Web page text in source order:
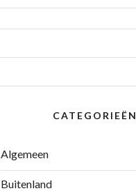
CATEGORIEËN
Algemeen
Buitenland